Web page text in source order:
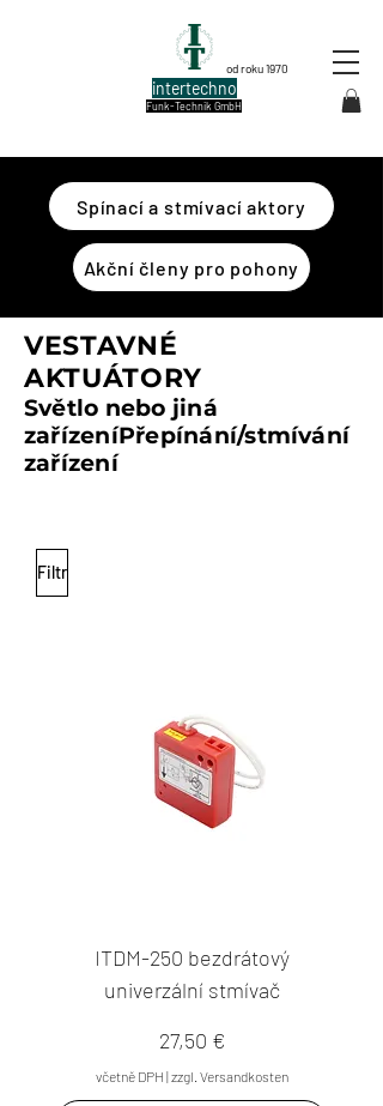
od roku 1970
intertechno
Funk-Technik GmbH
Spínací a stmívací aktory
Akční členy pro pohony
VESTAVNÉ
AKTUÁTORY
Světlo nebo jiná
zařízeníPřepínání/stmívání
zařízení
Filtr
ITDM-250 bezdrátový
univerzální stmívač
Cena
27,50 €
včetně DPH |zzgl. Versandkosten